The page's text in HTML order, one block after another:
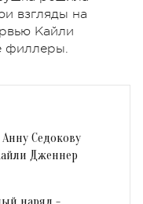
взгляды на
Кайли
филлеры.
Седокову
Дженнер